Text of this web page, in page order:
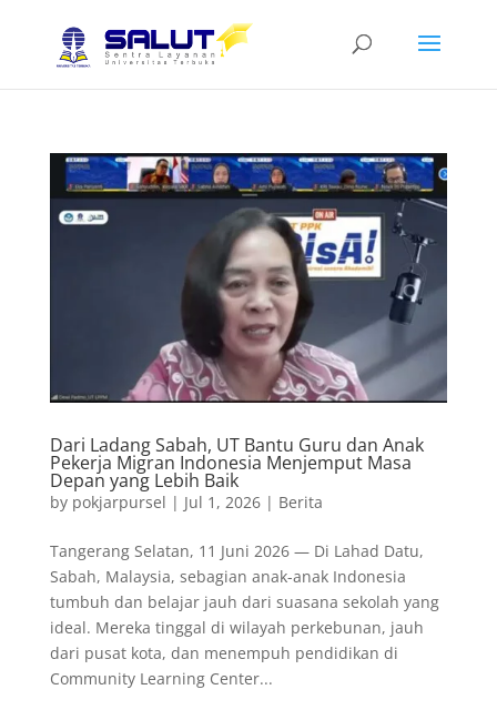
Dari Ladang Sabah, UT Bantu Guru dan Anak
Pekerja Migran Indonesia Menjemput Masa
Depan yang Lebih Baik
by pokjarpursel | Jul 1, 2026| Berita
Tangerang Selatan, 11 Juni 2026 — Di Lahad Datu,
Sabah, Malaysia, sebagian anak-anak Indonesia
tumbuh dan belajar jauh dari suasana sekolah yang
ideal. Mereka tinggal di wilayah perkebunan, jauh
dari pusat kota, dan menempuh pendidikan di
Community Learning Center...